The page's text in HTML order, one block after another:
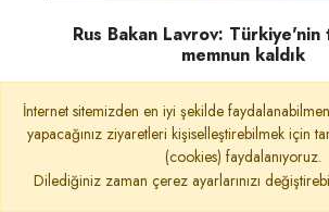
Rus Bakan Lavrov:
memnun kaldık
İnternet sitemizden en iyi şekilde
yapacağınız ziyaretleri kişiselleştirebilmek için
(cookies) faydalanıyoruz.
Dilediğiniz zaman çerez ayarlarınızı